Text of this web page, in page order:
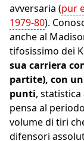
avversaria (pur
1979-80).
anche al
tifosissimo dei
sua carriera
partite), con
punti, statistica
pensa al
volume di tiri
difensori